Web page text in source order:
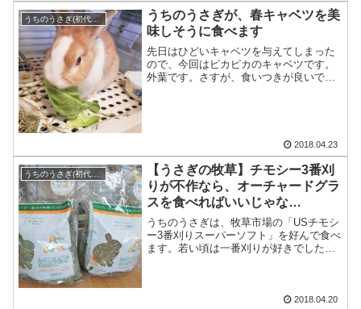
うちのうさぎ(初代とち)
うちのうさぎが、春キャベツを美
味しそうに食べます
先日はひどいキャベツを与えてしまった
ので、今回はピカピカのキャベツです。
外葉です。さすが、食いつきが良いで
2018.04.23
うちのうさぎ(初代とち)
【うさぎの牧草】チモシー3番刈
りが不作なら、オーチャードグラ
スを食べればいいじゃな
い・・・？
うちのうさぎは、牧草市場の「USチモシ
ー3番刈りスーパーソフト」を好んで食べ
ます。若い頃は一番刈りが好きでした
2018.04.20